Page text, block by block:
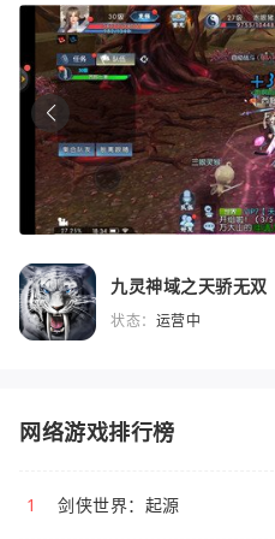
九灵神域之天骄无双
状态： 运营中
网络游戏排行榜
1 剑侠世界：起源